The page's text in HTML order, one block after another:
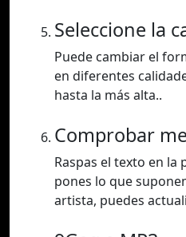
Seleccione la
Puede cambiar el
en diferentes
hasta la más alta..
Comprobar
Raspas el texto en la
pones lo que
artista, puedes